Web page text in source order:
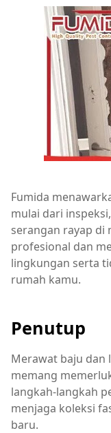
Fumida
mulai dari
serangan rayap di
profesional dan
lingkungan serta
rumah kamu.
Penutup
Merawat baju dan
memang
langkah-langkah
menjaga koleksi
baru.